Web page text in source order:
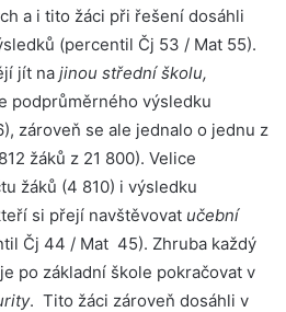
a i tito žáci při řešení dosáhli
(percentil Čj 53 / Mat 55).
jít na jinou střední školu,
podprůměrného výsledku
zároveň se ale jednalo o jednu z
žáků z 21 800). Velice
žáků (4 810) i výsledku
si přejí navštěvovat učební
Čj 44 / Mat 45). Zhruba každý
po základní škole pokračovat v
. Tito žáci zároveň dosáhli v